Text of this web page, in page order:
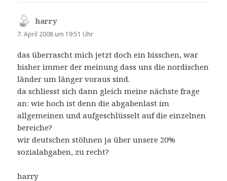
harry
7. April 2008 um 19:51 Uhr
das überrascht mich jetzt doch ein bisschen, war
bisher immer der meinung dass uns die nordischen
länder um länger voraus sind.
da schliesst sich dann gleich meine nächste frage
an: wie hoch ist denn die abgabenlast im
allgemeinen und aufgeschlüsselt auf die einzelnen
bereiche?
wir deutschen stöhnen ja über unsere 20%
sozialabgaben, zu recht?
harry